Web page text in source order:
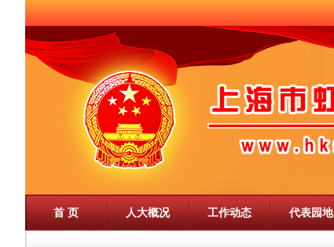
首 页 人大概况 工作动态 代表园地